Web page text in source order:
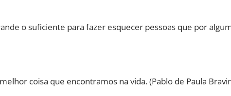
o suficiente para fazer esquecer pessoas que por
coisa que encontramos na vida. (Pablo de Paula